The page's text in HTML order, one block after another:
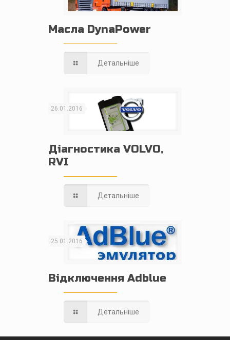
Масла DynaPower
Детальніше
26.01.2016
Діагностика VOLVO,
RVI
Детальніше
25.01.2016
Відключення Adblue
Детальніше